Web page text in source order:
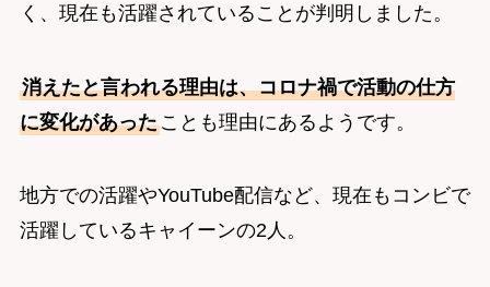
く、現在も活躍されていることが判明しました。
消えたと言われる理由は、コロナ禍で活動の仕方
に変化があったことも理由にあるようです。
地方での活躍やYouTube配信など、現在もコンビで
活躍しているキャイーンの2人。